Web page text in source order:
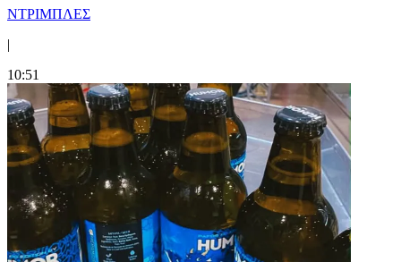
ΝΤΡΙΜΠΛΕΣ
|
10:51